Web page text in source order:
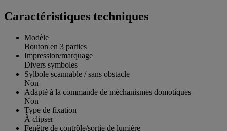
Caractéristiques techniques
Modèle
Bouton en 3 parties
Impression/marquage
Divers symboles
Sylbole scannable / sans obstacle
Non
Adapté à la commande de méchanismes domotiques
Non
Type de fixation
À clipser
Fenêtre de contrôle/sortie de lumière